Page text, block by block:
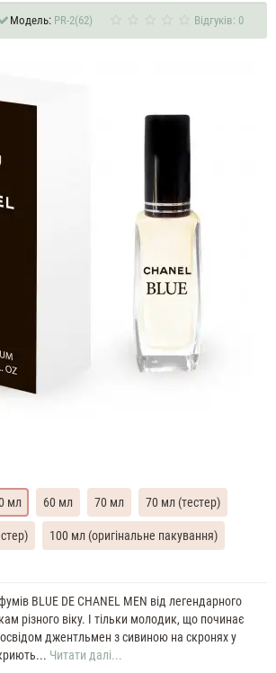
Модель: PR-2(62) Відгуків: 0
мл 60 мл 70 мл 70 мл (тестер)
100 мл (оригінальне пакування)
BLUE DE CHANEL MEN від легендарного
різного віку. І тільки молодик, що починає
джентльмен з сивиною на скронях у
Читати далі...